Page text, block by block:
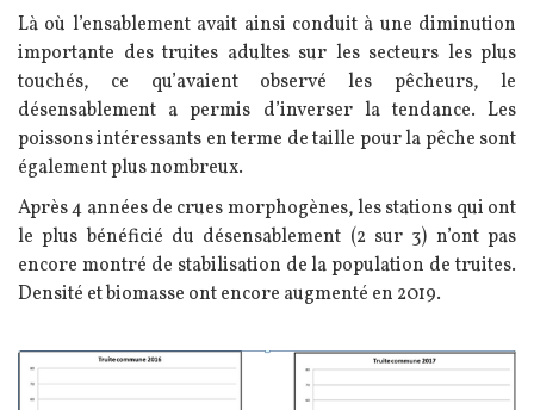
Là où l’ensablement avait ainsi conduit à une diminution
importante des truites adultes sur les secteurs les plus
touchés, ce qu’avaient observé les pêcheurs, le
désensablement a permis d’inverser la tendance. Les
poissons intéressants en terme de taille pour la pêche sont
également plus nombreux.
Après 4 années de crues morphogènes, les stations qui ont
le plus bénéficié du désensablement (2 sur 3) n’ont pas
encore montré de stabilisation de la population de truites.
Densité et biomasse ont encore augmenté en 2019.
Image